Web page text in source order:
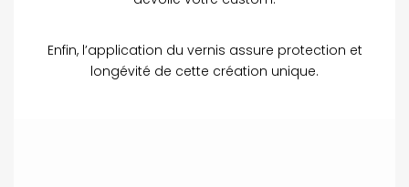
Enfin, l’application du vernis assure protection et
longévité de cette création unique.